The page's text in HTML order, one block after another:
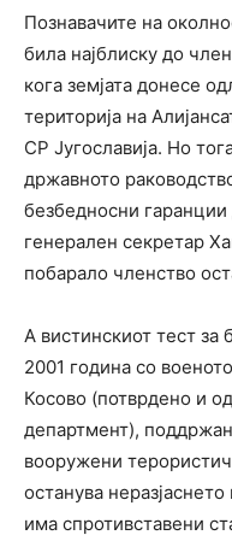
Познавачите на
била најблиску до
кога земјата донесе
територија на
СР Југославија. Но
државното
безбедносни
генерален секретар
побарало членство
А вистинскиот тест
2001 година со
Косово (потврдено и
департмент),
вооружени
останува
има спротивставени